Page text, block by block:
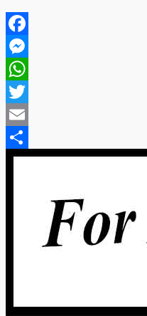
Facebook
Messenger
WhatsApp
Twitter
Email
Share